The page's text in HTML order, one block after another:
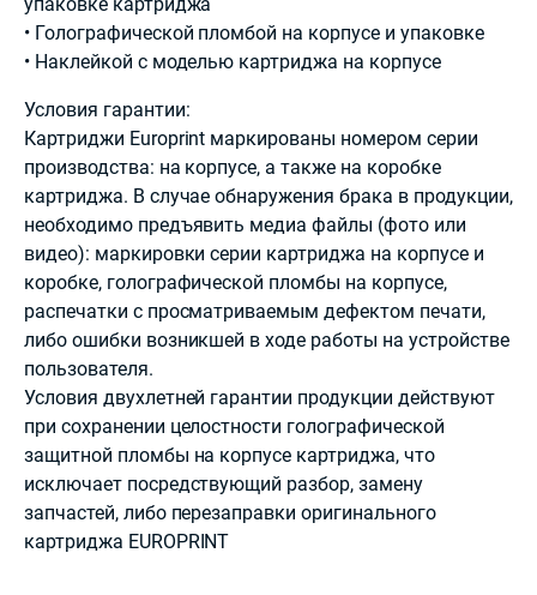
• Голографической пломбой на корпусе и упаковке
• Наклейкой с моделью картриджа на корпусе
Условия гарантии:
Картриджи Europrint маркированы номером серии
производства: на корпусе, а также на коробке
картриджа. В случае обнаружения брака в продукции,
необходимо предъявить медиа файлы (фото или
видео): маркировки серии картриджа на корпусе и
коробке, голографической пломбы на корпусе,
распечатки с просматриваемым дефектом печати,
либо ошибки возникшей в ходе работы на устройстве
пользователя.
Условия двухлетней гарантии продукции действуют
при сохранении целостности голографической
защитной пломбы на корпусе картриджа, что
исключает посредствующий разбор, замену
запчастей, либо перезаправки оригинального
картриджа EUROPRINT